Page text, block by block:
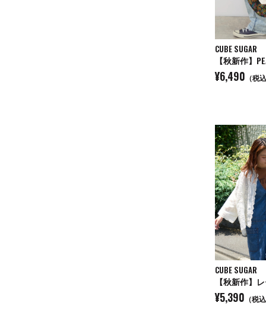
CUBE SUGAR
¥6,490 （税
CUBE SUGAR
¥5,390 （税